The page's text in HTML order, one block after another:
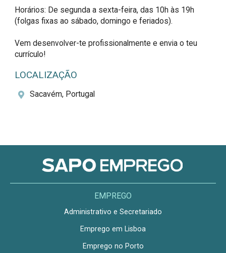
Horários: De segunda a sexta-feira, das 10h às 19h
(folgas fixas ao sábado, domingo e feriados).
Vem desenvolver-te profissionalmente e envia o teu
currículo!
LOCALIZAÇÃO
Sacavém, Portugal
EMPREGO
Administrativo e Secretariado
Emprego em Lisboa
Emprego no Porto